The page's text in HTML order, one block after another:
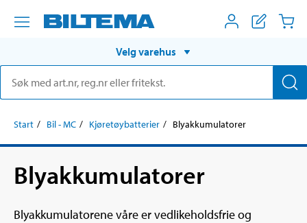
Velg varehus
Start Bil - MC Kjøretøybatterier Blyakkumulatorer
Blyakkumulatorer
Blyakkumulatorene våre er vedlikeholdsfrie og